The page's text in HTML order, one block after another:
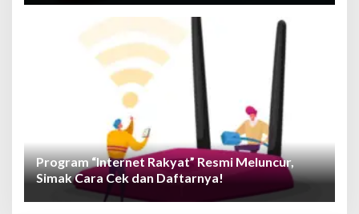
Program “Internet Rakyat” Resmi Meluncur,
Simak Cara Cek dan Daftarnya!